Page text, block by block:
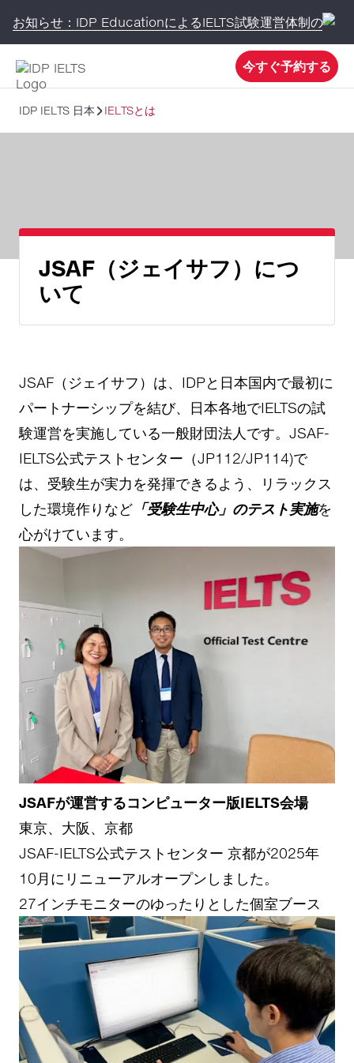
お知らせ：IDP EducationによるIELTS試験運営体制の変更
今すぐ予約する
IDP IELTS 日本 IELTSとは
JSAF（ジェイサフ）につ
いて
JSAF（ジェイサフ）は、IDPと日本国内で最初に
パートナーシップを結び、日本各地でIELTSの試
験運営を実施している一般財団法人です。JSAF-
IELTS公式テストセンター（JP112/JP114)で
は、受験生が実力を発揮できるよう、リラックス
した環境作りなど 「受験生中心」のテスト実施を
心がけています。
JSAFが運営するコンピューター版IELTS会場
東京、大阪、京都
JSAF-IELTS公式テストセンター 京都が2025年
10月にリニューアルオープンしました。
27インチモニターのゆったりとした個室ブース